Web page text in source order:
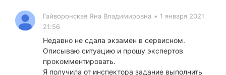
Гайворонская Яна Владимировна • 1 января 2021
21:56
Недавно не сдала экзамен в сервисном.
Описываю ситуацию и прошу экспертов
прокомментировать.
Я получила от инспектора задание выполнить